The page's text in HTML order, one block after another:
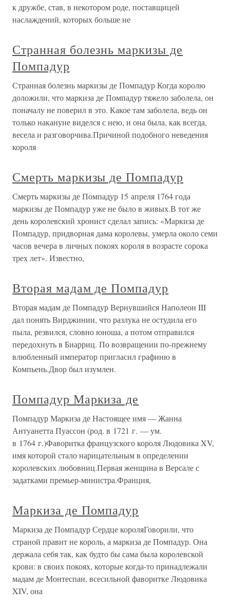
к дружбе, став, в некотором роде, поставщицей
наслаждений, которых больше не
Странная болезнь маркизы де
Помпадур
Странная болезнь маркизы де Помпадур Когда королю
доложили, что маркиза де Помпадур тяжело заболела, он
поначалу не поверил в это. Какое там заболела, ведь он
только накануне виделся с нею, и она была, как всегда,
весела и разговорчива.Причиной подобного неведения
короля
Смерть маркизы де Помпадур
Смерть маркизы де Помпадур 15 апреля 1764 года
маркизы де Помпадур уже не было в живых.В тот же
день королевский хронист сделал запись: «Маркиза де
Помпадур, придворная дама королевы, умерла около семи
часов вечера в личных покоях короля в возрасте сорока
трех лет». Известно,
Вторая мадам де Помпадур
Вторая мадам де Помпадур Вернувшийся Наполеон III
дал понять Вирджинии, что разлука не остудила его
пыла, резвился, словно юноша, а потом отправился
передохнуть в Биарриц. По возвращении по-прежнему
влюбленный император пригласил графиню в
Компьень.Двор был изумлен.
Помпадур Маркиза де
Помпадур Маркиза де Настоящее имя — Жанна
Антуанетта Пуассон (род. в 1721 г. — ум.
в 1764 г.)Фаворитка французского короля Людовика XV,
имя которой стало нарицательным в определении
королевских любовниц.Первая женщина в Версале с
задатками премьер-министра.Франция,
Маркиза де Помпадур
Маркиза де Помпадур Сердце короляГоворили, что
страной правит не король, а маркиза де Помпадур. Она
держала себя так, как будто бы сама была королевской
крови: в своих покоях, которые когда-то принадлежали
мадам де Монтеспан, всесильной фаворитке Людовика
XIV, она